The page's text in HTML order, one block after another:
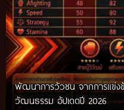
พัฒนาการวัวชน จากการแข่
วัฒนธรรม อัปเดตปี 2026